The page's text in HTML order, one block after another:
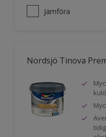
Jämföra
Nordsjö Tinova